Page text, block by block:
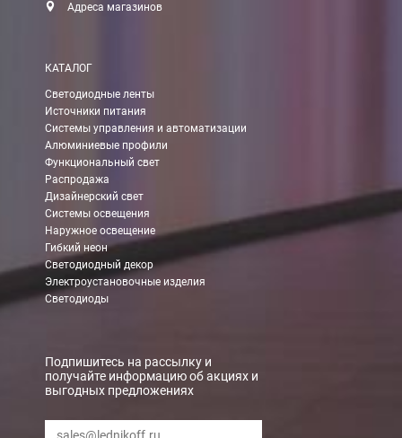
Адреса магазинов
КАТАЛОГ
Светодиодные ленты
Источники питания
Системы управления и автоматизации
Алюминиевые профили
Функциональный свет
Распродажа
Дизайнерский свет
Системы освещения
Наружное освещение
Гибкий неон
Светодиодный декор
Электроустановочные изделия
Светодиоды
Подпишитесь на рассылку и
получайте информацию об акциях и
выгодных предложениях